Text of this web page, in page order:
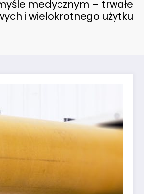
medycznym – trwałe
i wielokrotnego użytku